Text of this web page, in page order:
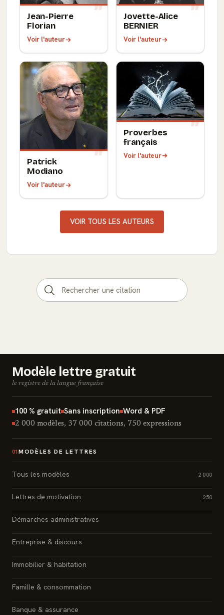
Jean-Pierre
Florian
Voir l'auteur
Jovette-Alice
BERNIER
Voir l'auteur
Patrick
Modiano
Voir l'auteur
Proverbes
français
Voir l'auteur
VOIR TOUS LES AUTEURS
Modèle lettre gratuit
le registre de la langue française
100 % gratuit Sans inscription Word & PDF
2 000 modèles, 37 000 citations, 750 expressions
01 MODÈLES DE LETTRES
Tous les modèles 2 000
Lettres de motivation 250
Démarches administratives
Entreprise & discours
Immobilier & habitation
Famille & consommation
Banque & assurance